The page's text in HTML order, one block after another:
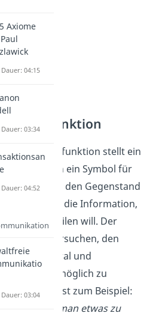
Darstellungsfunktion stellt ein
Zeichen ein Symbol für
und den Gegenstand
geht also um die Information,
Sender mitteilen will. Der
soll dabei versuchen, den
so neutral und
wie möglich zu
Du sagst zum Beispiel:
kann man etwas zu
Axiome
04:15
03:34
04:52
03:04